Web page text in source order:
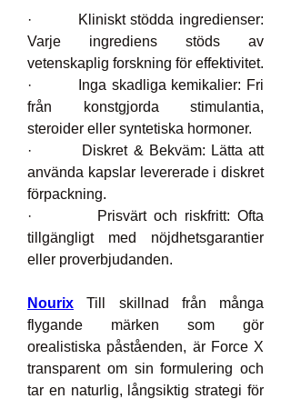
·         Kliniskt stödda ingredienser:
Varje ingrediens stöds av
vetenskaplig forskning för effektivitet.
·         Inga skadliga kemikalier: Fri
från konstgjorda stimulantia,
steroider eller syntetiska hormoner.
·         Diskret & Bekväm: Lätta att
använda kapslar levererade i diskret
förpackning.
·         Prisvärt och riskfritt: Ofta
tillgängligt med nöjdhetsgarantier
eller proverbjudanden.
Nourix Till skillnad från många
flygande märken som gör
orealistiska påståenden, är Force X
transparent om sin formulering och
tar en naturlig, långsiktig strategi för